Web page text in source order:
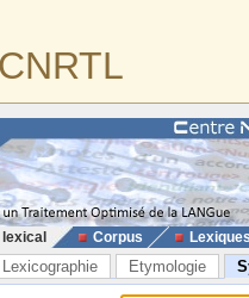
Corpus
Lexicographie Etymologie